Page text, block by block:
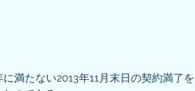
満たない2013年11月末日の契約満了